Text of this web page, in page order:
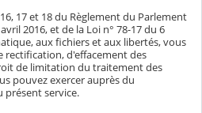
17 et 18 du Règlement du Parlement
2016, et de la Loi n° 78-17 du 6
aux fichiers et aux libertés, vous
rectification, d'effacement des
de limitation du traitement des
pouvez exercer auprès du
présent service.